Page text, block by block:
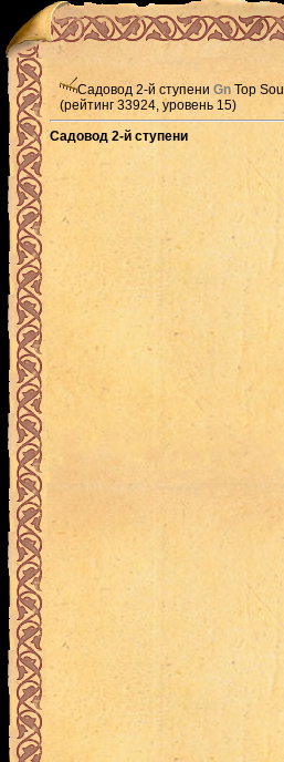
Садовод 2-й ступени Gn Top Soul
(рейтинг 33924, уровень 15)
Садовод 2-й ступени